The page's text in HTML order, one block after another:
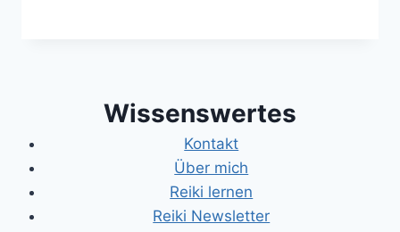
Wissenswertes
Kontakt
Über mich
Reiki lernen
Reiki Newsletter